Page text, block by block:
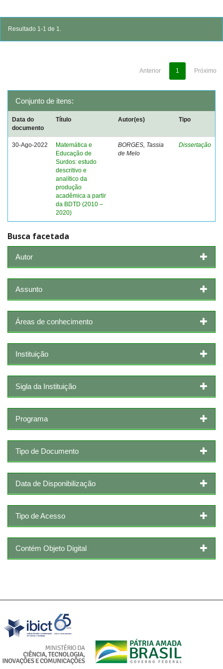
Resultado 1-1 de 1.
Anterior 1 Próximo
Conjunto de itens:
Data do
documento
Título Autor(es) Tipo
30-Ago-2022
Matemática e
Educação de
Surdos: estudo
descritivo e
analítico da
produção
acadêmica a partir
da BDTD (2010 –
2020)
BORGES, Tassia
de Melo
Dissertação
Busca facetada
Autor
Assunto
Áreas de conhecimento
Instituição
Sigla da Instituição
Programa
Tipo de Documento
Data de Disponibilização
Tipo de Acesso
Contém Objeto Digital